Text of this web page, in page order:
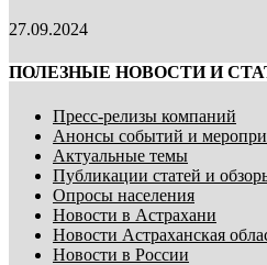
27.09.2024
ПОЛЕЗНЫЕ НОВОСТИ И
Пресс-релизы компаний
Анонсы событий и
Актуальные темы
Публикации статей и
Опросы населения
Новости в Астрахани
Новости Астраханская
Новости в России